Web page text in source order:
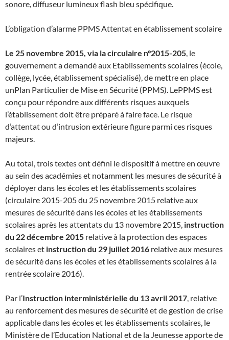
sonore, diffuseur lumineux flash bleu spécifique.
L’obligation d’alarme PPMS Attentat en établissement scolaire
Le 25 novembre 2015, via la circulaire n°2015-205 , le
gouvernement a demandé aux Etablissements scolaires (école,
collège, lycée, établissement spécialisé), de mettre en place
unPlan Particulier de Mise en Sécurité (PPMS). LePPMS est
conçu pour répondre aux différents risques auxquels
l’établissement doit être préparé à faire face. Le risque
d’attentat ou d’intrusion extérieure figure parmi ces risques
majeurs.
Au total, trois textes ont défini le dispositif à mettre en œuvre
au sein des académies et notamment les mesures de sécurité à
déployer dans les écoles et les établissements scolaires
(circulaire 2015-205 du 25 novembre 2015 relative aux
mesures de sécurité dans les écoles et les établissements
scolaires après les attentats du 13 novembre 2015, instruction
du 22 décembre 2015 relative à la protection des espaces
scolaires et instruction du 29 juillet 2016 relative aux mesures
de sécurité dans les écoles et les établissements scolaires à la
rentrée scolaire 2016).
Par l’Instruction interministérielle du 13 avril 2017 , relative
au renforcement des mesures de sécurité et de gestion de crise
applicable dans les écoles et les établissements scolaires, le
Ministère de l’Education National et de la Jeunesse apporte de